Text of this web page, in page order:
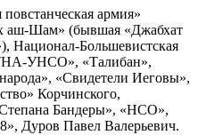
армия»
Шам» (бывшая «Джабхат
Национал-Большевистская
УНСО», «Талибан»,
«Свидетели Иеговы»,
Корчинского,
Бандеры», «НСО»,
Дуров Павел Валерьевич.